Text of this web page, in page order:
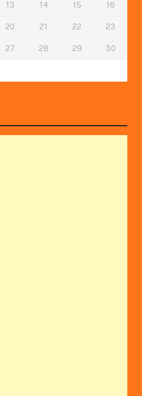
13 14 15 16
20 21 22 23
27 28 29 30